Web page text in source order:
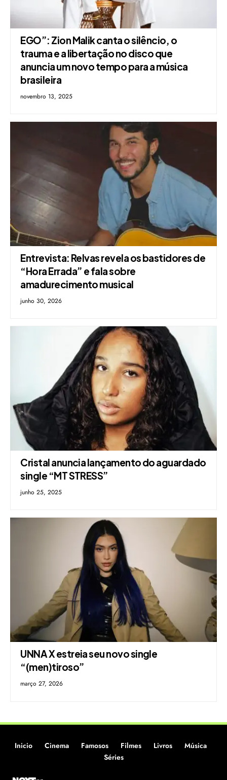
EGO”: Zion Malik canta o silêncio, o
trauma e a libertação no disco que
anuncia um novo tempo para a música
brasileira
novembro 13, 2025
Entrevista: Relvas revela os bastidores de
“Hora Errada” e fala sobre
amadurecimento musical
junho 30, 2026
Cristal anuncia lançamento do aguardado
single “MT STRESS”
junho 25, 2025
UNNA X estreia seu novo single
“(men)tiroso”
março 27, 2026
Inicio Cinema Famosos Filmes Livros
Música
Séries